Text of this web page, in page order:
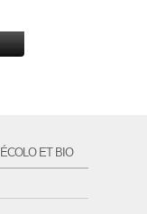
ET BIO